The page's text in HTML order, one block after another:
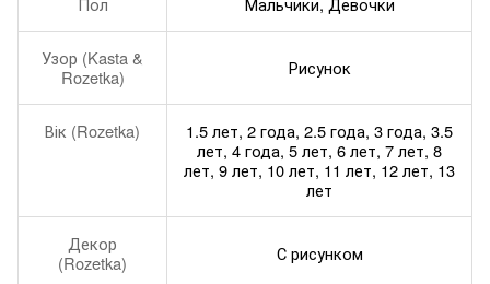
Узор (Kasta &
Rozetka)
Рисунок
Вік (Rozetka)
1.5 лет, 2 года, 2.5 года, 3 года, 3.5
лет, 4 года, 5 лет, 6 лет, 7 лет, 8
лет, 9 лет, 10 лет, 11 лет, 12 лет, 13
лет
Декор
(Rozetka)
С рисунком